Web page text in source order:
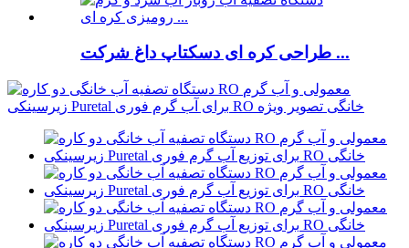
طراحی کره ای دسکتاپ داغ شرکت ...